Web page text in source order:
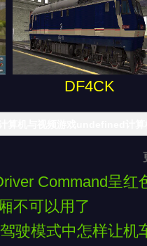
DF4CK
Command呈红
不可以用了
驶模式中怎样让机